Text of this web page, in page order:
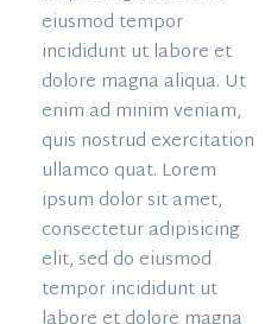
eiusmod tempor
incididunt ut labore et
dolore magna aliqua. Ut
enim ad minim veniam,
quis nostrud exercitation
ullamco quat. Lorem
ipsum dolor sit amet,
consectetur adipisicing
elit, sed do eiusmod
tempor incididunt ut